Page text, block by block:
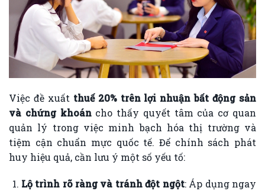
Việc đề xuất thuế 20% trên lợi nhuận bất động sản
và chứng khoáncho thấy quyết tâm của cơ quan
quản lý trong việc minh bạch hóa thị trường và
tiệm cận chuẩn mực quốc tế. Để chính sách phát
huy hiệu quả, cần lưu ý một số yếu tố:
Lộ trình rõ ràng và tránh đột ngột: Áp dụng ngay